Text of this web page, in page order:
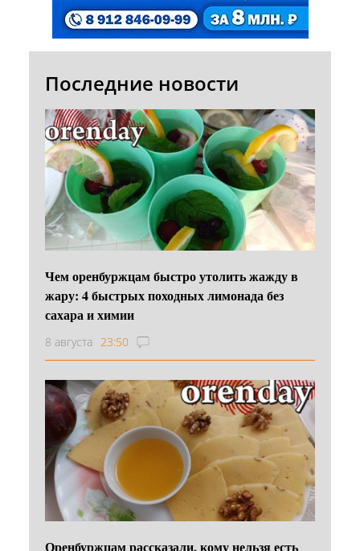
Последние новости
Чем оренбуржцам быстро утолить жажду в
жару: 4 быстрых походных лимонада без
сахара и химии
8 августа 23:50
Оренбуржцам рассказали, кому нельзя есть